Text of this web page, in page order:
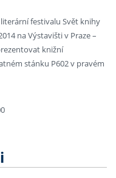
festivalu Svět knihy
na Výstavišti v Praze –
knižní
stánku P602 v pravém